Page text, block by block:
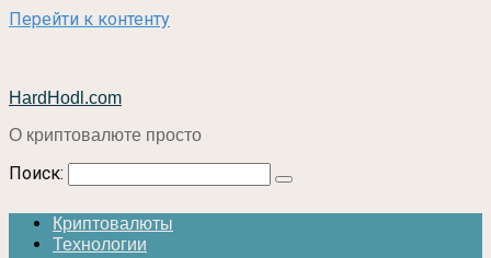
Перейти к контенту
HardHodl.com
О криптовалюте просто
Поиск:
Криптовалюты
Технологии